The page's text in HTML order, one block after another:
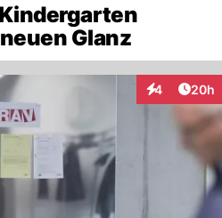
Glanz
4
Interaktionen
20h